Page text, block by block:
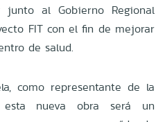
junto al Gobierno Regional
FIT con el fin de mejorar
de salud.
como representante de la
nueva obra será un